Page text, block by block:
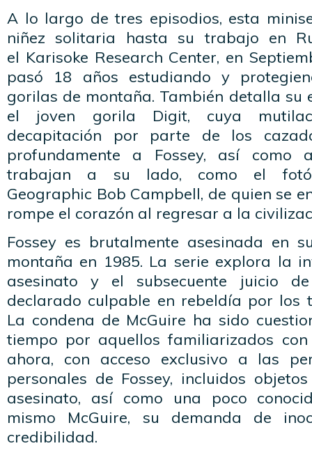
A lo largo de tres episodios, esta
niñez solitaria hasta su trabajo en
el Karisoke Research Center, en
pasó 18 años estudiando y
gorilas de montaña. También detalla su
el joven gorila Digit, cuya
decapitación por parte de los
profundamente a Fossey, así como
trabajan a su lado, como el
Geographic Bob Campbell, de quien se
rompe el corazón al regresar a la
Fossey es brutalmente asesinada en
montaña en 1985. La serie explora la
asesinato y el subsecuente juicio
declarado culpable en rebeldía por los
La condena de McGuire ha sido
tiempo por aquellos familiarizados
ahora, con acceso exclusivo a las
personales de Fossey, incluidos
asesinato, así como una poco
mismo McGuire, su demanda de
credibilidad.